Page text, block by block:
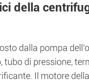
della
dalla pompa
di pressione,
Il motore